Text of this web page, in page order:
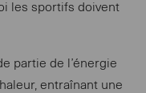
les sportifs doivent
partie de l’énergie
entraînant une